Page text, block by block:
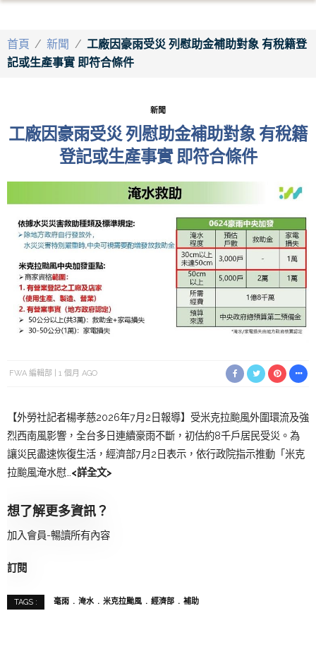
首頁 / 新聞 / 工廠因豪雨受災 列慰助金補助對象 有稅籍登
記或生產事實 即符合條件
新聞
工廠因豪雨受災 列慰助金補助對象 有稅籍
登記或生產事實 即符合條件
FWA 編輯部 1 個月 AGO
【外勞社記者楊孝慈2026年7月2日報導】受米克拉颱風外圍環流及強
烈西南風影響，全台多日連續豪雨不斷，初估約8千戶居民受災。為
讓災民盡速恢復生活，經濟部7月2日表示，依行政院指示推動「米克
拉颱風淹水慰… <詳全文>
想了解更多資訊？
加入會員-暢讀所有內容
訂閱
TAGS : 毫雨 淹水 米克拉颱風 經濟部 補助